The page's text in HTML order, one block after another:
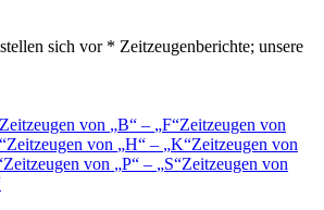
sich vor * Zeitzeugenberichte; unsere
Zeitzeugen von B – F Zeitzeugen von
Zeitzeugen von H – K Zeitzeugen von
Zeitzeugen von P – S Zeitzeugen von